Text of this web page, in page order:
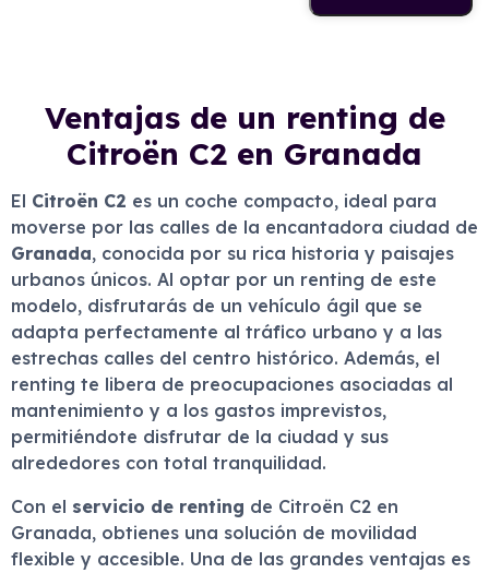
Ventajas de un renting de
Citroën C2 en Granada
El Citroën C2 es un coche compacto, ideal para
moverse por las calles de la encantadora ciudad de
Granada, conocida por su rica historia y paisajes
urbanos únicos. Al optar por un renting de este
modelo, disfrutarás de un vehículo ágil que se
adapta perfectamente al tráfico urbano y a las
estrechas calles del centro histórico. Además, el
renting te libera de preocupaciones asociadas al
mantenimiento y a los gastos imprevistos,
permitiéndote disfrutar de la ciudad y sus
alrededores con total tranquilidad.
Con el servicio de renting de Citroën C2 en
Granada, obtienes una solución de movilidad
flexible y accesible. Una de las grandes ventajas es